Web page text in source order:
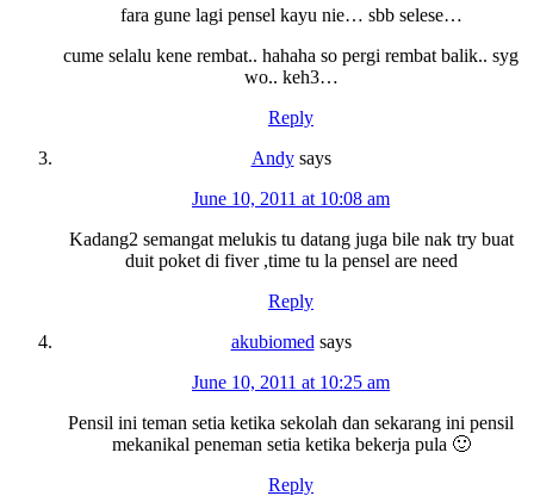
fara gune lagi pensel kayu nie… sbb selese…
cume selalu kene rembat.. hahaha so pergi rembat balik.. syg
wo.. keh3…
Reply
Andy says
June 10, 2011 at 10:08 am
Kadang2 semangat melukis tu datang juga bile nak try buat
duit poket di fiver ,time tu la pensel are need
Reply
akubiomed says
June 10, 2011 at 10:25 am
Pensil ini teman setia ketika sekolah dan sekarang ini pensil
mekanikal peneman setia ketika bekerja pula 🙂
Reply